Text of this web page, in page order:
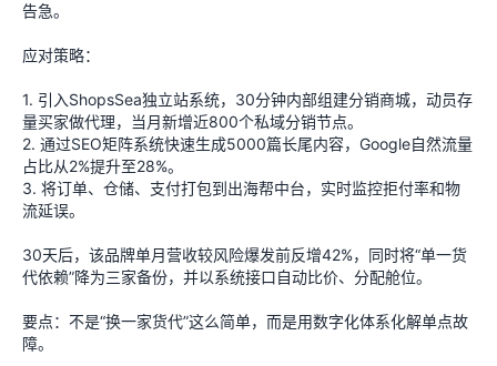
告急。
应对策略：
1. 引入ShopsSea独立站系统，30分钟内部组建分销商城，动员存
量买家做代理，当月新增近800个私域分销节点。
2. 通过SEO矩阵系统快速生成5000篇长尾内容，Google自然流量
占比从2%提升至28%。
3. 将订单、仓储、支付打包到出海帮中台，实时监控拒付率和物
流延误。
30天后，该品牌单月营收较风险爆发前反增42%，同时将“单一货
代依赖”降为三家备份，并以系统接口自动比价、分配舱位。
要点：不是“换一家货代”这么简单，而是用数字化体系化解单点故
障。